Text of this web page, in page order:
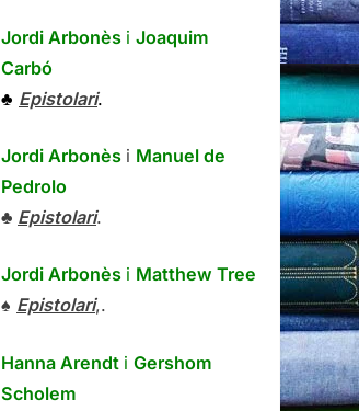
Jordi Arbonès i Joaquim
Carbó
♣ Epistolari.
Jordi Arbonès i Manuel de
Pedrolo
♣ Epistolari.
Jordi Arbonès i Matthew Tree
♠ Epistolari,.
Hanna Arendt i Gershom
Scholem